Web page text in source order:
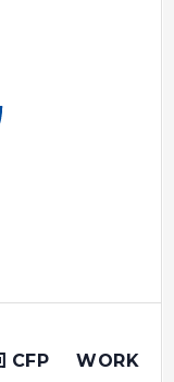
CFP WORK